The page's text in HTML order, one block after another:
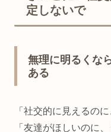
定しないで
無理に明るくな
ある
「社交的に見えるの
「友達がほしいのに